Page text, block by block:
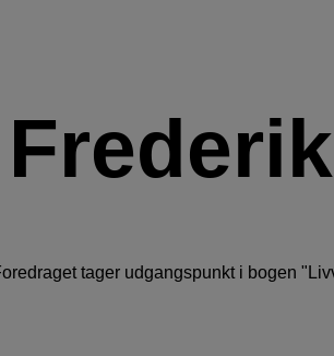
tager udgangspunkt i bogen